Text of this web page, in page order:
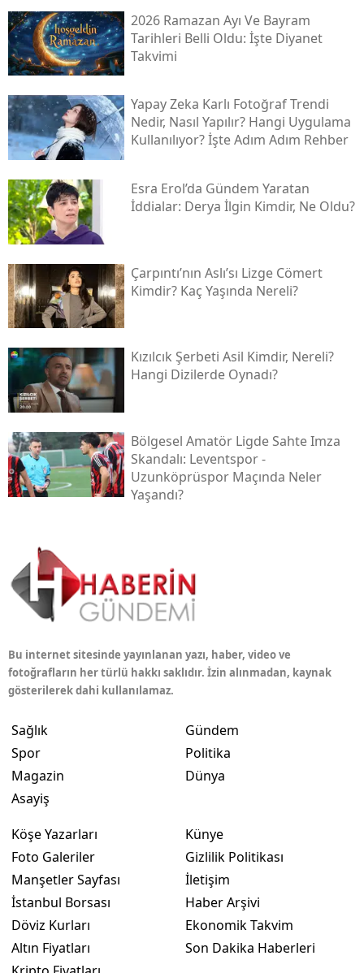
2026 Ramazan Ayı Ve Bayram
Tarihleri Belli Oldu: İşte Diyanet
Takvimi
Yapay Zeka Karlı Fotoğraf Trendi
Nedir, Nasıl Yapılır? Hangi Uygulama
Kullanılıyor? İşte Adım Adım Rehber
Esra Erol’da Gündem Yaratan
İddialar: Derya İlgin Kimdir, Ne Oldu?
Çarpıntı’nın Aslı’sı Lizge Cömert
Kimdir? Kaç Yaşında Nereli?
Kızılcık Şerbeti Asil Kimdir, Nereli?
Hangi Dizilerde Oynadı?
Bölgesel Amatör Ligde Sahte Imza
Skandalı: Leventspor -
Uzunköprüspor Maçında Neler
Yaşandı?
Bu internet sitesinde yayınlanan yazı, haber, video ve
fotoğrafların her türlü hakkı saklıdır. İzin alınmadan, kaynak
gösterilerek dahi kullanılamaz.
Sağlık
Spor
Magazin
Asayiş
Gündem
Politika
Dünya
Köşe Yazarları
Foto Galeriler
Manşetler Sayfası
İstanbul Borsası
Döviz Kurları
Altın Fiyatları
Künye
Gizlilik Politikası
İletişim
Haber Arşivi
Ekonomik Takvim
Son Dakika Haberleri